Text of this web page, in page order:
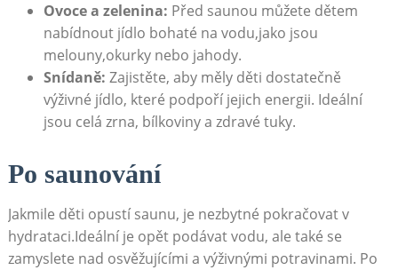
Ovoce a ​zelenina: Před saunou můžete dětem
nabídnout jídlo bohaté na vodu,jako jsou
melouny,okurky nebo ‌jahody.
Snídaně: Zajistěte, aby měly děti ⁢dostatečně
⁤výživné jídlo, které podpoří jejich energii. Ideální
jsou celá zrna, bílkoviny a zdravé tuky.
Po saunování
Jakmile děti⁣ opustí saunu, je nezbytné⁣ pokračovat v
hydrataci.Ideální je opět podávat vodu, ale také se
zamyslete ‌nad osvěžujícími a ‌výživnými potravinami. Po⁢